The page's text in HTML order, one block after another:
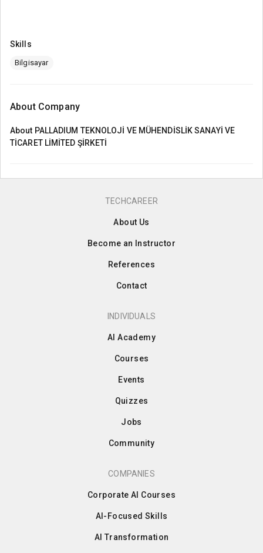
Skills
Bilgisayar
About Company
About PALLADIUM TEKNOLOJİ VE MÜHENDİSLİK SANAYİ VE
TİCARET LİMİTED ŞİRKETİ
TECHCAREER
About Us
Become an Instructor
References
Contact
INDIVIDUALS
AI Academy
Courses
Events
Quizzes
Jobs
Community
COMPANIES
Corporate AI Courses
AI-Focused Skills
AI Transformation